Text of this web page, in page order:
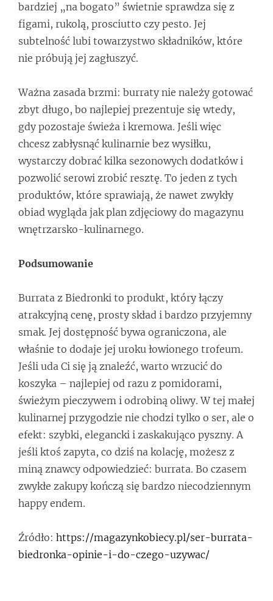
bardziej „na bogato” świetnie sprawdza się z
figami, rukolą, prosciutto czy pesto. Jej
subtelność lubi towarzystwo składników, które
nie próbują jej zagłuszyć.
Ważna zasada brzmi: burraty nie należy gotować
zbyt długo, bo najlepiej prezentuje się wtedy,
gdy pozostaje świeża i kremowa. Jeśli więc
chcesz zabłysnąć kulinarnie bez wysiłku,
wystarczy dobrać kilka sezonowych dodatków i
pozwolić serowi zrobić resztę. To jeden z tych
produktów, które sprawiają, że nawet zwykły
obiad wygląda jak plan zdjęciowy do magazynu
wnętrzarsko-kulinarnego.
Podsumowanie
Burrata z Biedronki to produkt, który łączy
atrakcyjną cenę, prosty skład i bardzo przyjemny
smak. Jej dostępność bywa ograniczona, ale
właśnie to dodaje jej uroku łowionego trofeum.
Jeśli uda Ci się ją znaleźć, warto wrzucić do
koszyka – najlepiej od razu z pomidorami,
świeżym pieczywem i odrobiną oliwy. W tej małej
kulinarnej przygodzie nie chodzi tylko o ser, ale o
efekt: szybki, elegancki i zaskakująco pyszny. A
jeśli ktoś zapyta, co dziś na kolację, możesz z
miną znawcy odpowiedzieć: burrata. Bo czasem
zwykłe zakupy kończą się bardzo niecodziennym
happy endem.
Źródło: https://magazynkobiecy.pl/ser-burrata-
biedronka-opinie-i-do-czego-uzywac/